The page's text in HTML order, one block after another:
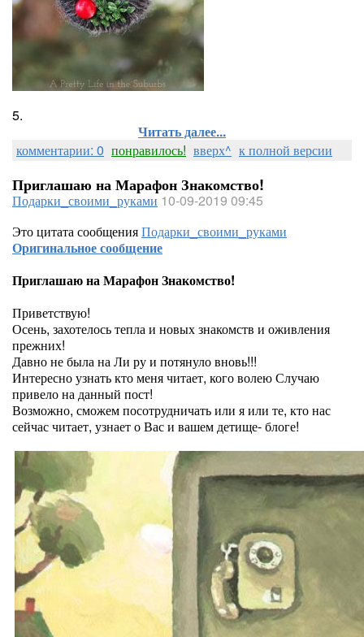
5.
Читать далее...
комментарии: 0 понравилось! вверх^ к полной версии
Приглашаю на Марафон Знакомство!
Подарки_своими_руками 10-09-2019 09:45
Это цитата сообщенияПодарки_своими_руками
Оригинальное сообщение
Приглашаю на Марафон Знакомство!
Приветствую!
Осень, захотелось тепла и новых знакомств и оживления
прежних!
Давно не была на Ли ру и потянуло вновь!!!
Интересно узнать кто меня читает, кого волею Случаю
привело на данный пост!
Возможно, сможем посотрудничать или я или те, кто нас
сейчас читает, узнает о Вас и вашем детище- блоге!